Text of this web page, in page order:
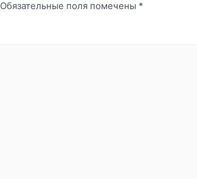
Обязательные поля помечены *